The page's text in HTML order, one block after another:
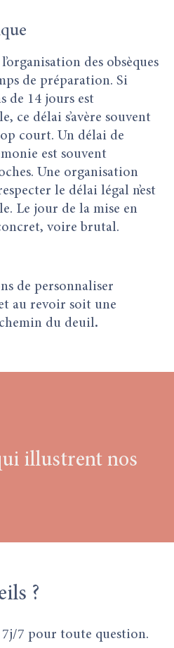
des obsèques
de préparation. Si
de 14 jours est
ce délai s’avère souvent
court. Un délai de
est souvent
Une organisation
le délai légal n’est
Le jour de la mise en
voire brutal.
de personnaliser
au revoir soit une
du deuil.
illustrent nos
?
7 pour toute question.